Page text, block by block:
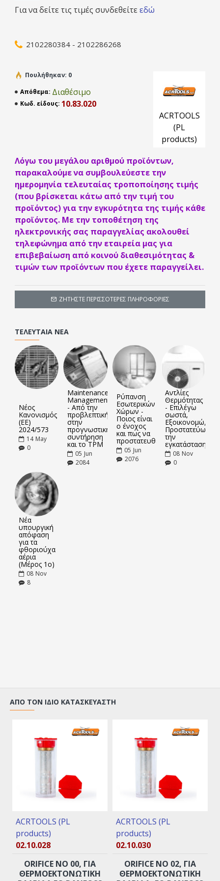
ιδανικοί τόσο για αντικατάσταση παλαιών σιδερένιων
θορύβου, ελαφρύς και συμπαγής σε διαστάσεις. Με
Για να δείτε τις τιμές συνδεθείτεεδώ
2102280384 - 2102286268
Απόθεμα: Διαθέσιμο
Κωδ. είδους: 10.83.020
ACRTOOLS
(PL
products)
Πουλήθηκαν: 0
ΖΗΤΉΣΤΕ ΠΕΡΙΣΣΌΤΕΡΕΣ ΠΛΗΡΟΦΟΡΊΕΣ
Λόγω του μεγάλου αριθμού προϊόντων,
παρακαλούμε να συμβουλεύεστε την
ημερομηνία τελευταίας τροποποίησης τιμής
(που βρίσκεται κάτω από την τιμή του
προϊόντος) για την εγκυρότητα της τιμής κάθε
προϊόντος. Με την τοποθέτηση της
ηλεκτρονικής σας παραγγελίας ακολουθεί
τηλεφώνημα από την εταιρεία μας για
επιβεβαίωση από κοινού διαθεσιμότητας &
τιμών των προϊόντων που έχετε παραγγείλει.
ΤΕΛΕΥΤΑΊΑ ΝΈΑ
Νέος
Κανονισμός
(ΕΕ)
2024/573
14 May
0
Maintenance
Management
- Από την
προβλεπτική
στην
προγνωστική
συντήρηση
και το TPM
05 Jun
2084
Ρύπανση
Εσωτερικών
Χώρων -
Ποιος είναι
ο ένοχος
και πως να
προστατευθείτε
05 Jun
2076
Αντλίες
Θερμότητας
- Επιλέγω
σωστά,
Εξοικονομώ,
Προστατεύω
την
εγκατάσταση
08 Nov
0
Νέα
υπουργική
απόφαση
για τα
φθοριούχα
αέρια
(Μέρος 1ο)
08 Nov
8
ΑΠΌ ΤΟΝ ΊΔΙΟ ΚΑΤΑΣΚΕΥΑΣΤΉ
ACRTOOLS (PL
products)
02.10.028
ORIFICE ΝO 00, ΓΙΑ
ΘΕΡΜΟΕΚΤΟΝΩΤΙΚΉ
ACRTOOLS (PL
products)
02.10.030
ORIFICE ΝO 02, ΓΙΑ
ΘΕΡΜΟΕΚΤΟΝΩΤΙΚΉ